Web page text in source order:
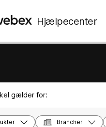
Hjælpecenter
gælder for:
Brancher